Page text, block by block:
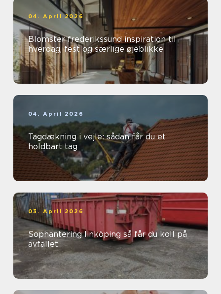
04. April 2026
Blomster frederikssund inspiration til
hverdag, fest og særlige øjeblikke
04. April 2026
Tagdækning i vejle: sådan får du et
holdbart tag
03. April 2026
Sophantering linköping så får du koll på
avfallet